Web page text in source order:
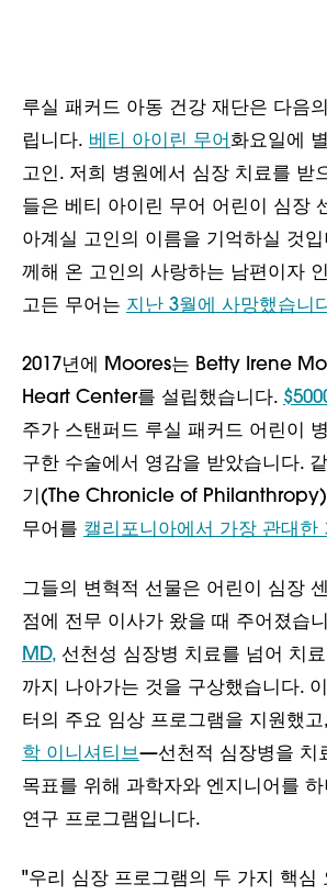
루실 패커드 아동 건강 재단은 다음
립니다. 베티 아이린 무어 화요일에
고인. 저희 병원에서 심장 치료를 받
들은 베티 아이린 무어 어린이 심장
아계실 고인의 이름을 기억하실 것
께해 온 고인의 사랑하는 남편이자
고든 무어는 지난 3월에 사망했습니
2017년에 Moores는 Betty Irene
Heart Center를 설립했습니다.
주가 스탠퍼드 루실 패커드 어린이
구한 수술에서 영감을 받았습니다.
기(The Chronicle of Philanthropy)
무어를 캘리포니아에서 가장 관대한
그들의 변혁적 선물은 어린이 심장
점에 전무 이사가 왔을 때 주어졌습
MD, 선천성 심장병 치료를 넘어 치
까지 나아가는 것을 구상했습니다.
터의 주요 임상 프로그램을 지원했고,
학 이니셔티브—선천적 심장병을 치
목표를 위해 과학자와 엔지니어를
연구 프로그램입니다.
"우리 심장 프로그램의 두 가지 핵심